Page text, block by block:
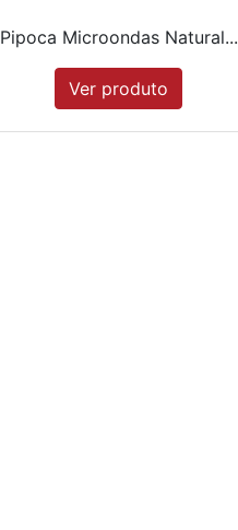
Pipoca Microondas Natural...
Ver produto